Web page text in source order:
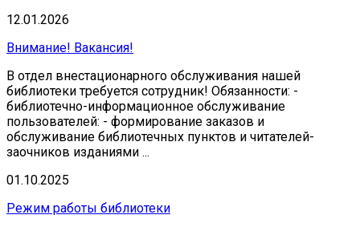
12.01.2026
Внимание! Вакансия!
В отдел внестационарного обслуживания нашей
библиотеки требуется сотрудник! Обязанности: -
библиотечно-информационное обслуживание
пользователей: - формирование заказов и
обслуживание библиотечных пунктов и читателей-
заочников изданиями ...
01.10.2025
Режим работы библиотеки